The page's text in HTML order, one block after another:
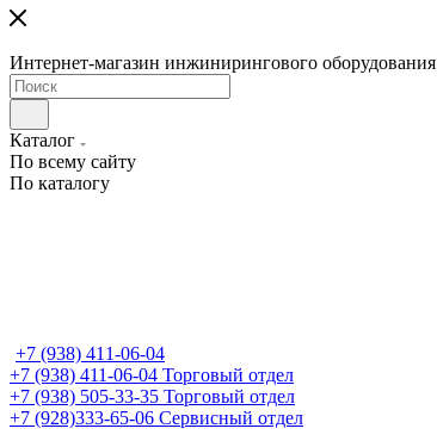
Интернет-магазин инжинирингового оборудования
Каталог
По всему сайту
По каталогу
+7 (938) 411-06-04
+7 (938) 411-06-04 Торговый отдел
+7 (938) 505-33-35 Торговый отдел
+7 (928)333-65-06 Сервисный отдел